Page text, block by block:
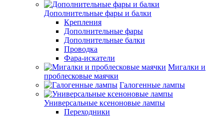
Дополнительные фары и балки
Крепления
Дополнительные фары
Дополнительные балки
Проводка
Фара-искатели
Мигалки и
проблесковые маячки
Галогенные лампы
Универсальные ксеноновые лампы
Переходники